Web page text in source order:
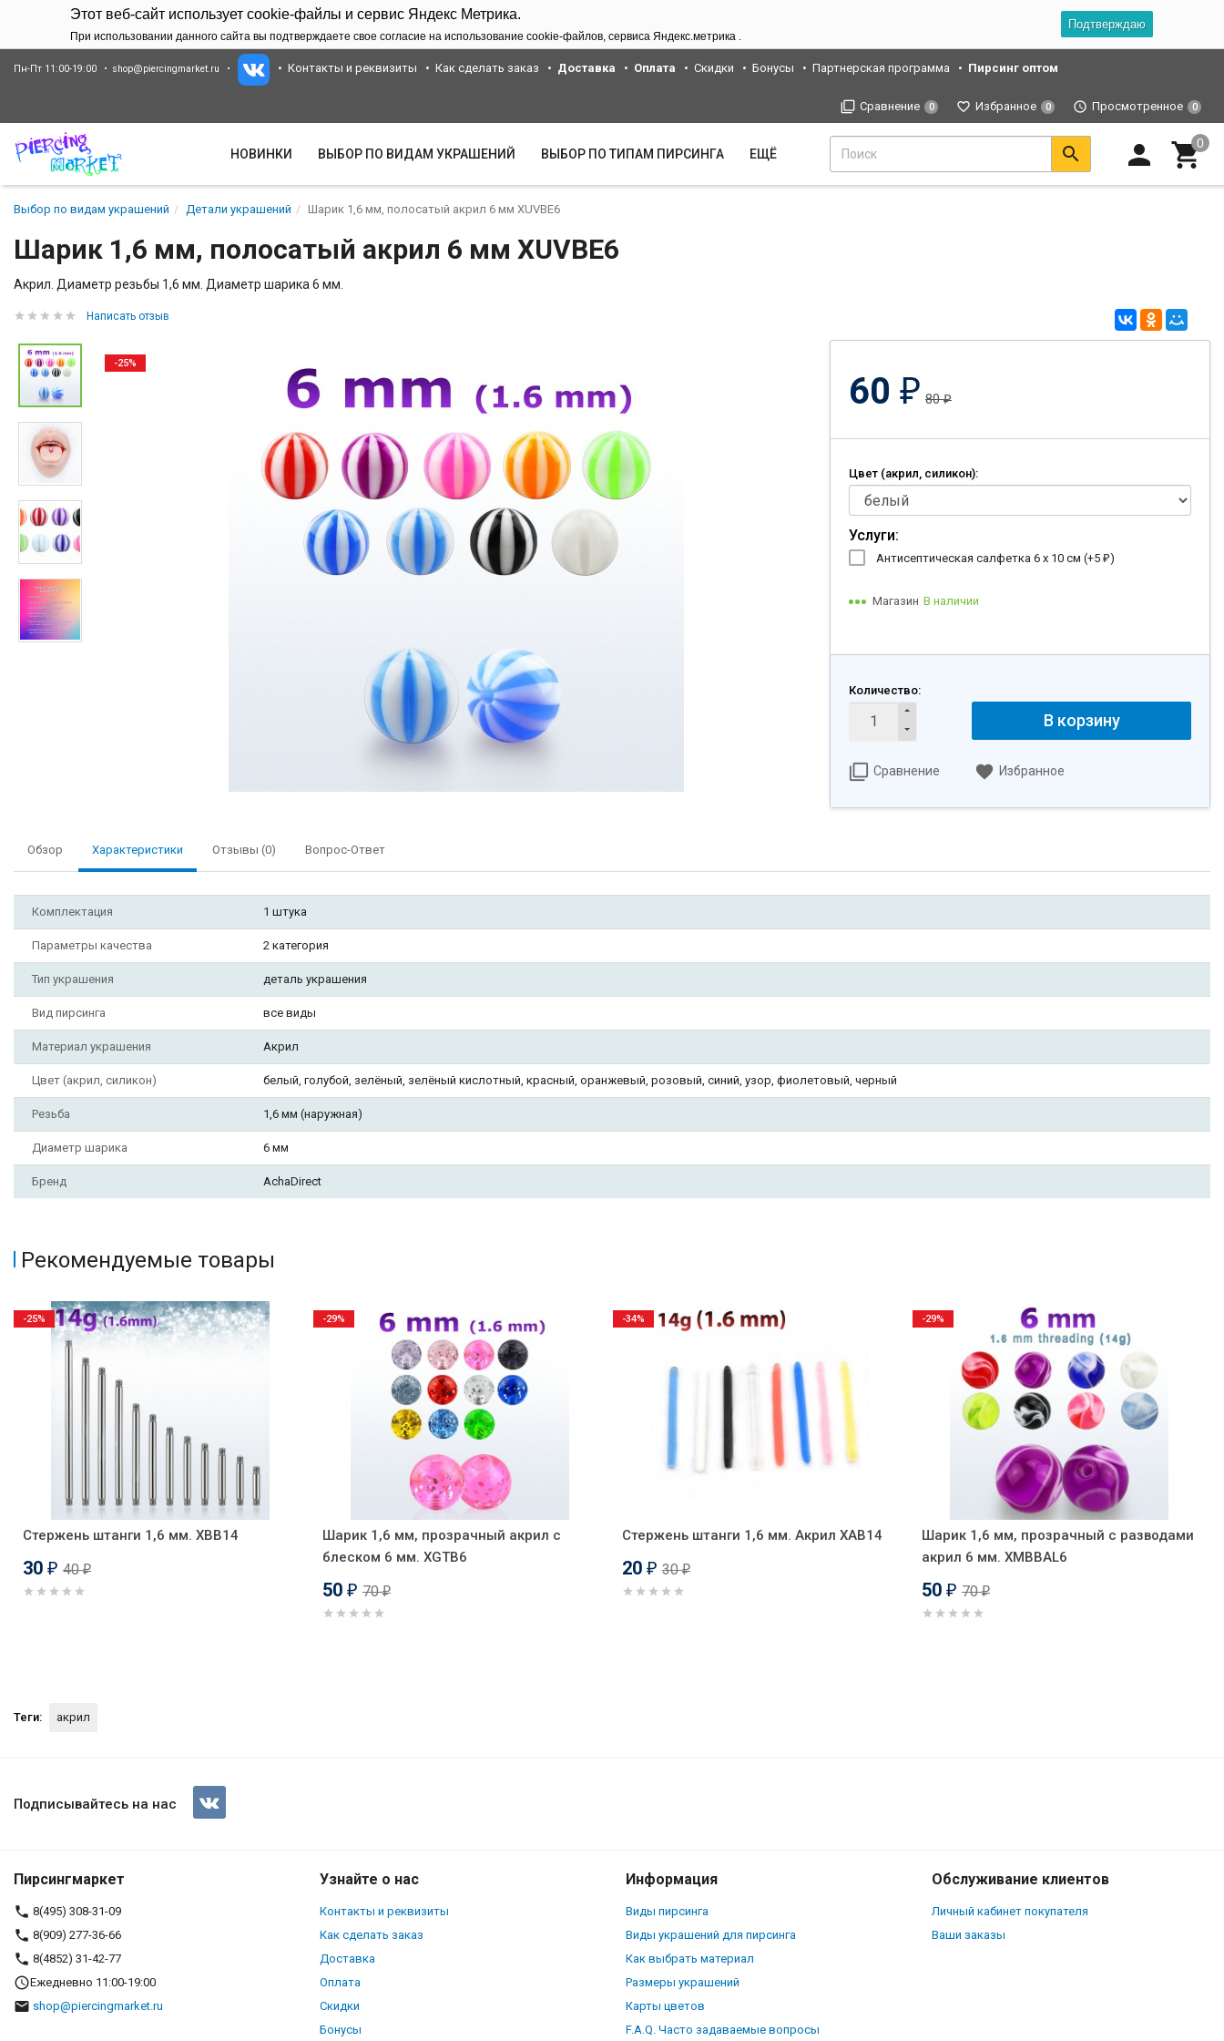
Этот веб-сайт использует cookie-файлы и сервис Яндекс Метрика.
При использовании данного сайта вы подтверждаете свое согласие на использование cookie-файлов, сервиса Яндекс.метрика .
Подтверждаю
Пн-Пт 11:00-19:00 shop@piercingmarket.ru Контакты и реквизиты Как сделать заказ Доставка Оплата Скидки Бонусы Партнерская программа Пирсинг оптом
Сравнение 0 Избранное 0 Просмотренное 0
НОВИНКИ ВЫБОР ПО ВИДАМ УКРАШЕНИЙ ВЫБОР ПО ТИПАМ ПИРСИНГА ЕЩЁ
Выбор по видам украшений Детали украшений Шарик 1,6 мм, полосатый акрил 6 мм XUVBE6
Шарик 1,6 мм, полосатый акрил 6 мм XUVBE6
Акрил. Диаметр резьбы 1,6 мм. Диаметр шарика 6 мм.
Написать отзыв
-25%
60 ₽ 80₽
Цвет (акрил, силикон):
Услуги:
Антисептическая салфетка 6 х 10 см (+5 ₽)
Магазин В наличии
Количество:
В корзину
Сравнение Избранное
Обзор Характеристики Отзывы (0) Вопрос-Ответ
Комплектация 1 штука
Параметры качества 2 категория
Тип украшения деталь украшения
Вид пирсинга все виды
Материал украшения Акрил
Цвет (акрил, силикон) белый, голубой, зелёный, зелёный кислотный, красный, оранжевый, розовый, синий, узор, фиолетовый, черный
Резьба 1,6 мм (наружная)
Диаметр шарика 6 мм
Бренд AchaDirect
Рекомендуемые товары
Стержень штанги 1,6 мм. XBB14
30 ₽ 40₽
-25%
Шарик 1,6 мм, прозрачный акрил с
блеском 6 мм. XGTB6
50 ₽ 70₽
-29%
Стержень штанги 1,6 мм. Акрил XAB14
20 ₽ 30₽
-34%
Шарик 1,6 мм, прозрачный с разводами
акрил 6 мм. XMBBAL6
50 ₽ 70₽
-29%
Теги: акрил
Шарик 1,6 мм, полосатый акрил 6 мм XUVBE6
Подписывайтесь на нас
Пирсингмаркет
8(495) 308-31-09
8(909) 277-36-66
8(4852) 31-42-77
Ежедневно 11:00-19:00
shop@piercingmarket.ru
Узнайте о нас
Контакты и реквизиты
Как сделать заказ
Доставка
Оплата
Скидки
Бонусы
Информация
Виды пирсинга
Виды украшений для пирсинга
Как выбрать материал
Размеры украшений
Карты цветов
F.A.Q. Часто задаваемые вопросы
Обслуживание клиентов
Личный кабинет покупателя
Ваши заказы